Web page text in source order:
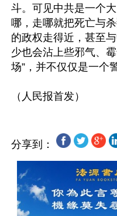
斗。可见中共是一个
哪，走哪就把死亡与
的政权走得近，甚至
少也会沾上些邪气、
场”，并不仅仅是一个
分享到：